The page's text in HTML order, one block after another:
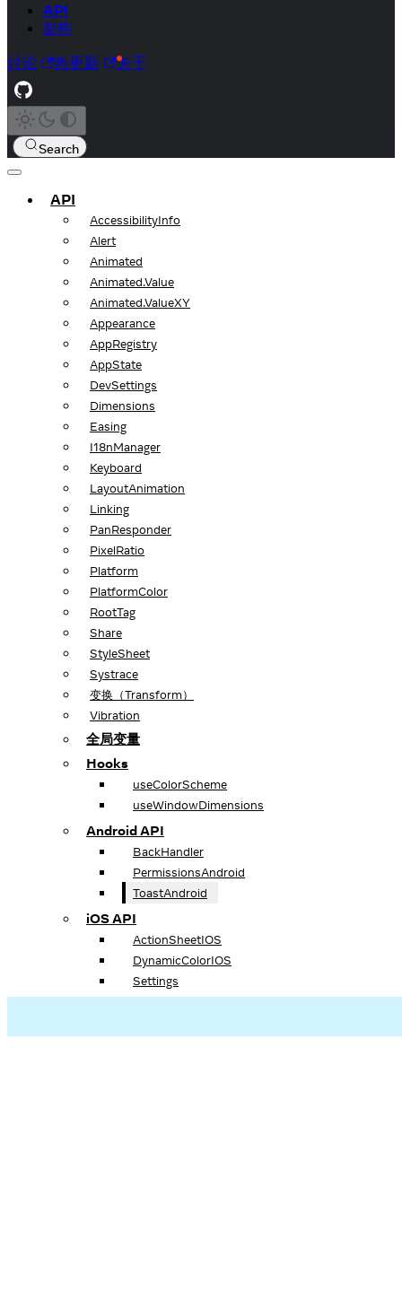
API
架构
讨论 热更新 关于
Search
API
AccessibilityInfo
Alert
Animated
Animated.Value
Animated.ValueXY
Appearance
AppRegistry
AppState
DevSettings
Dimensions
Easing
I18nManager
Keyboard
LayoutAnimation
Linking
PanResponder
PixelRatio
Platform
PlatformColor
RootTag
Share
StyleSheet
Systrace
变换（Transform）
Vibration
全局变量
Hooks
useColorScheme
useWindowDimensions
Android API
BackHandler
PermissionsAndroid
ToastAndroid
iOS API
ActionSheetIOS
DynamicColorIOS
Settings